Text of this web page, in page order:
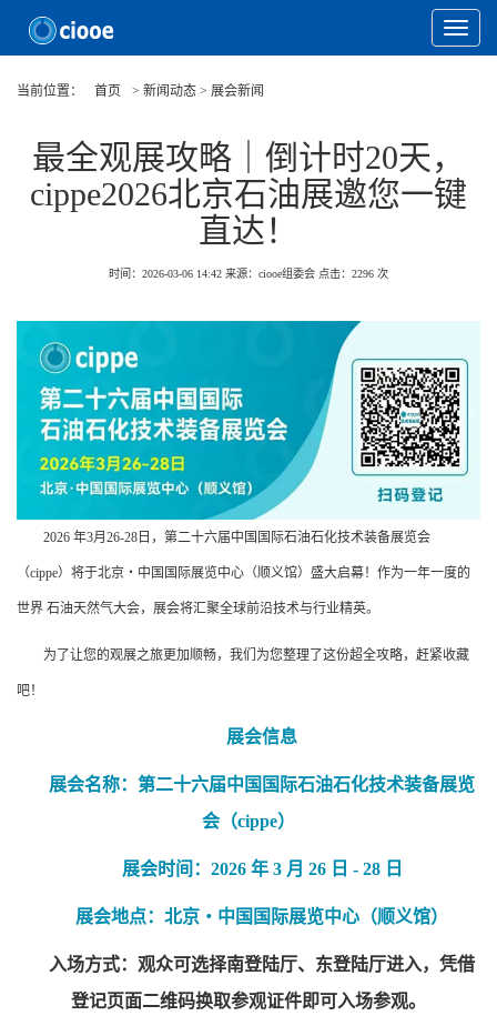
Toggle
当前位置：
首页 > 新闻动态 > 展会新闻
最全观展攻略｜倒计时20天，
cippe2026北京石油展邀您一键
直达！
时间：2026-03-06 14:42 来源：ciooe组委会 点击： 2296 次
2026 年3月26-28日，第二十六届中国国际石油石化技术装备展览会
（cippe）将于北京・中国国际展览中心（顺义馆）盛大启幕！作为一年一度的
世界 石油天然气大会，展会将汇聚全球前沿技术与行业精英。
为了让您的观展之旅更加顺畅，我们为您整理了这份超全攻略，赶紧收藏
吧！
展会信息
展会名称：第二十六届中国国际石油石化技术装备展览
会（cippe）
展会时间：2026 年 3 月 26 日 - 28 日
展会地点：北京・中国国际展览中心（顺义馆）
入场方式：观众可选择南登陆厅、东登陆厅进入，凭借
登记页面二维码换取参观证件即可入场参观。